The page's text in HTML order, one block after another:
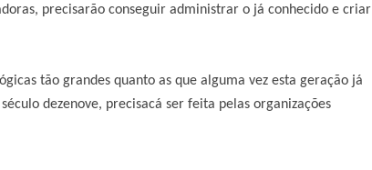
precisarão conseguir administrar o já conhecido e criar
tão grandes quanto as que alguma vez esta geração já
dezenove, precisacá ser feita pelas organizações